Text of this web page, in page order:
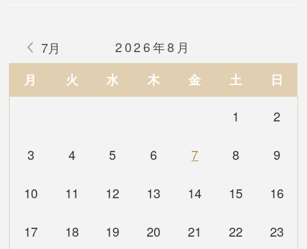
2026年8月
月 火 水 木 金 土 日
7月
1 2
3 4 5 6 7 8 9
10 11 12 13 14 15 16
17 18 19 20 21 22 23